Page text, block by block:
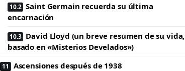
Saint Germain recuerda su última
encarnación
David Lloyd (un breve resumen de su vida,
basado en «Misterios Develados»)
Ascensiones después de 1938